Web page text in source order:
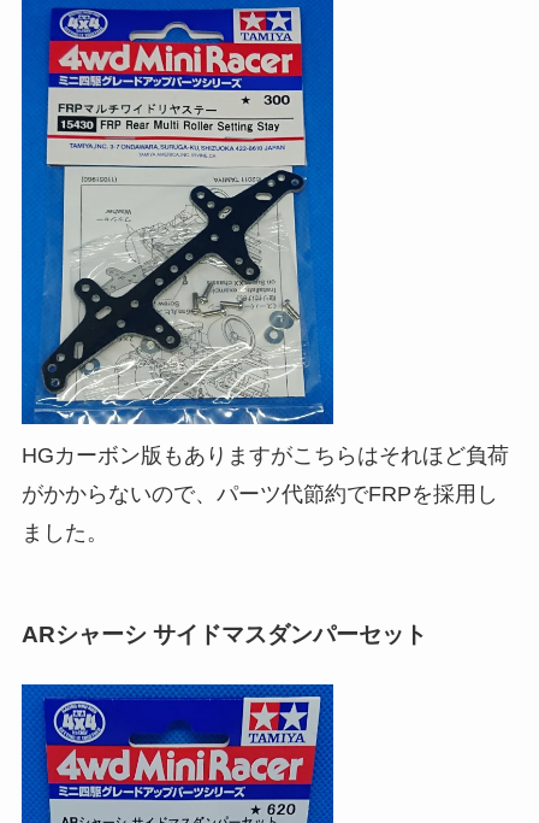
HGカーボン版もありますがこちらはそれほど負荷
がかからないので、パーツ代節約でFRPを採用し
ました。
ARシャーシ サイドマスダンパーセット